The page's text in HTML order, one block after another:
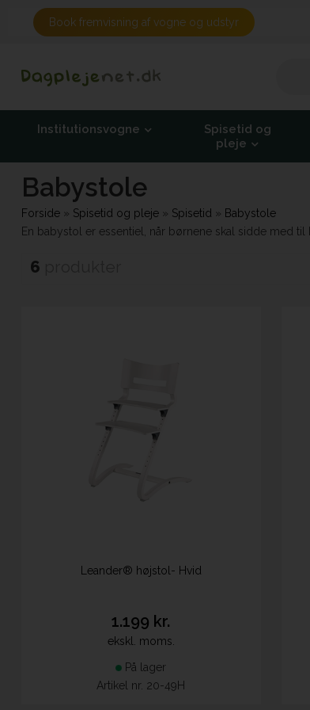
Book fremvisning af vogne og udstyr
Institutionsvogne
Spisetid og
pleje
Babystole
Forside» Spisetid og pleje» Spisetid » Babystole
En babystol er essentiel, når børnene skal sidde med
6
Leander® højstol- Hvid
1.199 kr.
ekskl. moms.
På lager
Artikel nr. 20-49H